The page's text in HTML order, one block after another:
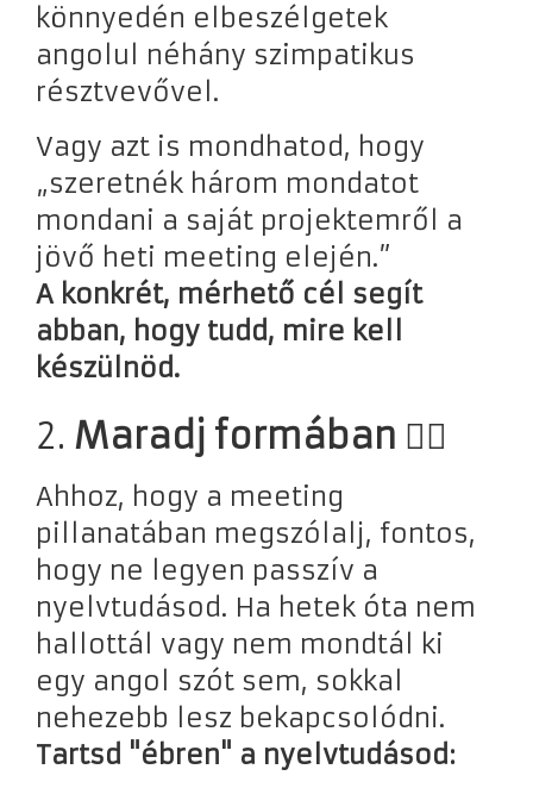
könnyedén elbeszélgetek
angolul néhány szimpatikus
résztvevővel.
Vagy azt is mondhatod, hogy
„szeretnék három mondatot
mondani a saját projektemről a
jövő heti meeting elején.”
A konkrét, mérhető cél segít
abban, hogy tudd, mire kell
készülnöd.
2. Maradj formában 🏃‍♀️
Ahhoz, hogy a meeting
pillanatában megszólalj, fontos,
hogy ne legyen passzív a
nyelvtudásod. Ha hetek óta nem
hallottál vagy nem mondtál ki
egy angol szót sem, sokkal
nehezebb lesz bekapcsolódni.
Tartsd "ébren" a nyelvtudásod: